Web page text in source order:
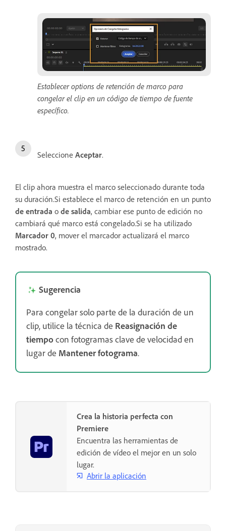
Establecer options de retención de marco para
congelar el clip en un código de tiempo de fuente
específico.
Seleccione Aceptar.
El clip ahora muestra el marco seleccionado durante toda
su duración.Si establece el marco de retención en un punto
de entrada o de salida, cambiar ese punto de edición no
cambiará qué marco está congelado.Si se ha utilizado
Marcador 0, mover el marcador actualizará el marco
mostrado.
Sugerencia
Para congelar solo parte de la duración de un
clip, utilice la técnica de Reasignación de
tiempocon fotogramas clave de velocidad en
lugar de Mantener fotograma.
Crea la historia perfecta con
Premiere
Encuentra las herramientas de
edición de vídeo el mejor en un solo
lugar.
Abrir la aplicación